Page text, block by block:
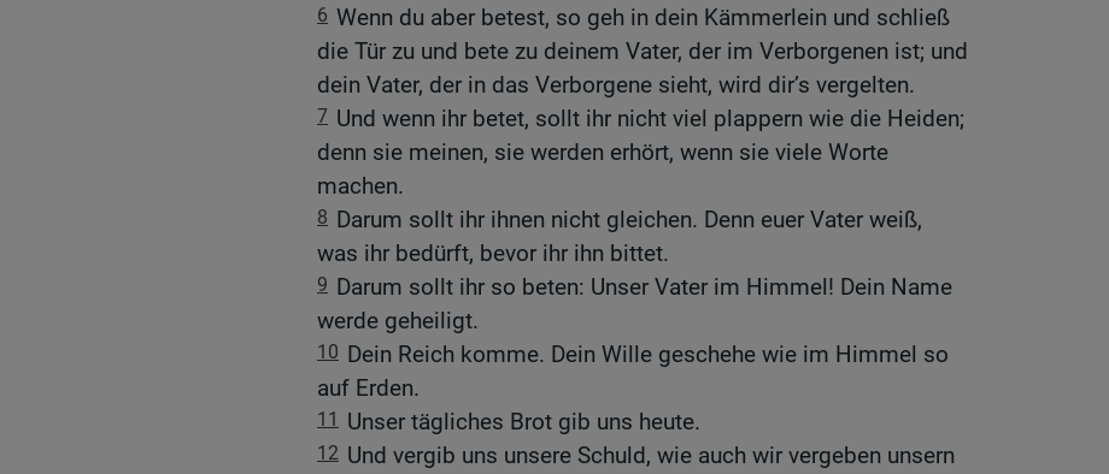
6 Wenn du aber betest, so geh in dein Kämmerlein und schließ
die Tür zu und bete zu deinem Vater, der im Verborgenen ist; und
dein Vater, der in das Verborgene sieht, wird dir’s vergelten.
7 Und wenn ihr betet, sollt ihr nicht viel plappern wie die Heiden;
denn sie meinen, sie werden erhört, wenn sie viele Worte
machen.
8 Darum sollt ihr ihnen nicht gleichen. Denn euer Vater weiß,
was ihr bedürft, bevor ihr ihn bittet.
9 Darum sollt ihr so beten: Unser Vater im Himmel! Dein Name
werde geheiligt.
10 Dein Reich komme. Dein Wille geschehe wie im Himmel so
auf Erden.
11 Unser tägliches Brot gib uns heute.
12 Und vergib uns unsere Schuld, wie auch wir vergeben unsern